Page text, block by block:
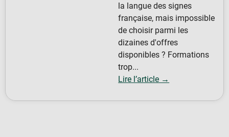
la langue des signes
française, mais impossible
de choisir parmi les
dizaines d'offres
disponibles ? Formations
trop...
Lire l’article →